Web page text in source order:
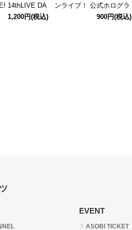
14thLIVE DA
公式招待状
1,200円(税込)
ンライブ！ 公式ホログラ
ムクリアチケット 【最上
900円(税込)
EVENT
ASOBI TICKET